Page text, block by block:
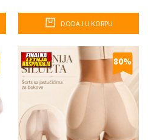
DODAJ U KORPU
80%